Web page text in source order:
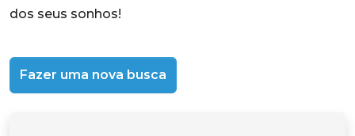
dos seus sonhos!
Fazer uma nova busca